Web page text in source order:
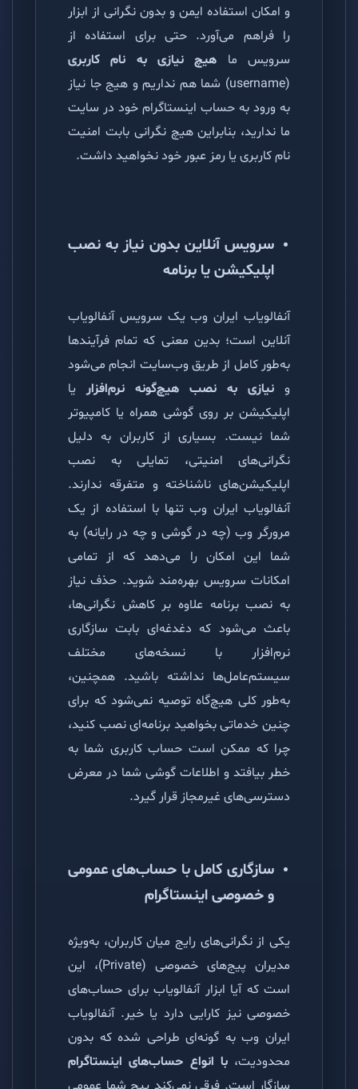
و امکان استفاده ایمن و بدون نگرانی از ابزار
را فراهم می‌آورد. حتی برای استفاده از
سرویس ما هیچ نیازی به نام کاربری
(username) شما هم نداریم و هیج جا نیاز
به ورود به حساب اینستاگرام خود در سایت
ما ندارید، بنابراین هیچ نگرانی بابت امنیت
نام کاربری یا رمز عبور خود نخواهید داشت.
سرویس آنلاین بدون نیاز به نصب
اپلیکیشن یا برنامه
آنفالویاب ایران وب یک سرویس آنفالویاب
آنلاین است؛ بدین معنی که تمام فرآیندها
به‌طور کامل از طریق وب‌سایت انجام می‌شود
و نیازی به نصب هیچ‌گونه نرم‌افزاریا
اپلیکیشن بر روی گوشی همراه یا کامپیوتر
شما نیست. بسیاری از کاربران به دلیل
نگرانی‌های امنیتی، تمایلی به نصب
اپلیکیشن‌های ناشناخته و متفرقه ندارند.
آنفالویاب ایران وب تنها با استفاده از یک
مرورگر وب (چه در گوشی و چه در رایانه) به
شما این امکان را می‌دهد که از تمامی
امکانات سرویس بهره‌مند شوید. حذف نیاز
به نصب برنامه علاوه بر کاهش نگرانی‌ها،
باعث می‌شود که دغدغه‌ای بابت سازگاری
نرم‌افزار با نسخه‌های مختلف
سیستم‌عامل‌ها نداشته باشید. همچنین،
به‌طور کلی هیچ‌گاه توصیه نمی‌شود که برای
چنین خدماتی بخواهید برنامه‌ای نصب کنید،
چرا که ممکن است حساب کاربری شما به
خطر بیافتد و اطلاعات گوشی شما در معرض
دسترسی‌های غیرمجاز قرار گیرد.
سازگاری کامل با حساب‌های عمومی
و خصوصی اینستاگرام
یکی از نگرانی‌های رایج میان کاربران، به‌ویژه
مدیران پیج‌های خصوصی (Private)، این
است که آیا ابزار آنفالویاب برای حساب‌های
خصوصی نیز کارایی دارد یا خیر. آنفالویاب
ایران وب به گونه‌ای طراحی شده که بدون
محدودیت،با انواع حساب‌های اینستاگرام